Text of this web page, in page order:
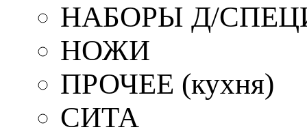
НАБОРЫ Д/
НОЖИ
ПРОЧЕЕ (кухня)
СИТА